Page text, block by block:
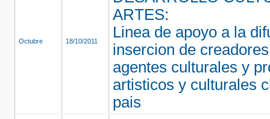
Octubre 18/10/2011
ARTES:
Linea de apoyo a la
insercion de
agentes culturales y
artisticos y culturales
pais